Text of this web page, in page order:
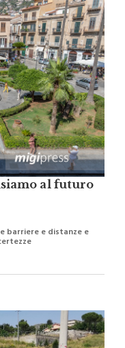
al futuro
e distanze e